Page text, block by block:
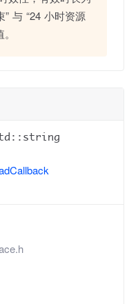
与 “24 小时资源